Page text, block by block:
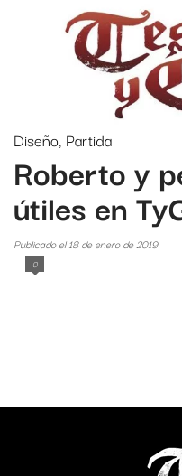
Diseño, Partida
Roberto y
útiles en
Publicado el 18 de enero de 2019
0